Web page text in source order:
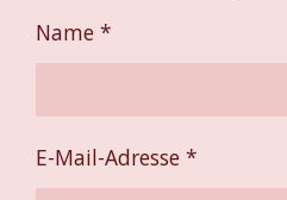
n
n
Name *
E-Mail-Adresse *